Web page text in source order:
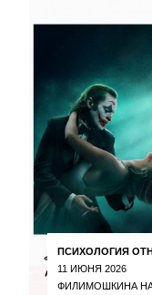
ПСИХОЛОГИЯ
11 ИЮНЯ 2026
ФИЛИМОШКИНА